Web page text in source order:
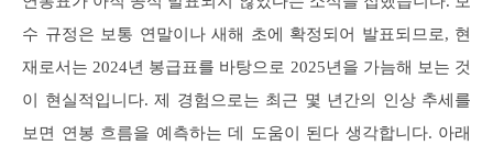
수 규정은 보통 연말이나 새해 초에 확정되어 발표되므로, 현
재로서는 2024년 봉급표를 바탕으로 2025년을 가늠해 보는 것
이 현실적입니다. 제 경험으로는 최근 몇 년간의 인상 추세를
보면 연봉 흐름을 예측하는 데 도움이 된다 생각합니다. 아래